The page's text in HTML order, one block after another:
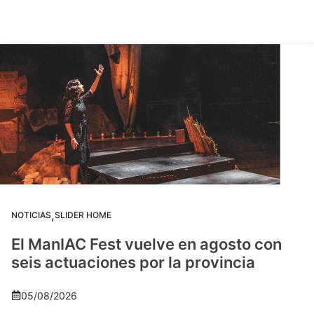
NOTICIAS,SLIDER HOME
El ManIAC Fest vuelve en agosto con
seis actuaciones por la provincia
05/08/2026